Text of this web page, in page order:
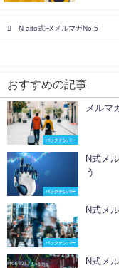
N-aito式FXメルマガNo.5
おすすめの記事
バックナンバー
メルマ
バックナンバー
N式メ
う
バックナンバー
N式メ
N式メ